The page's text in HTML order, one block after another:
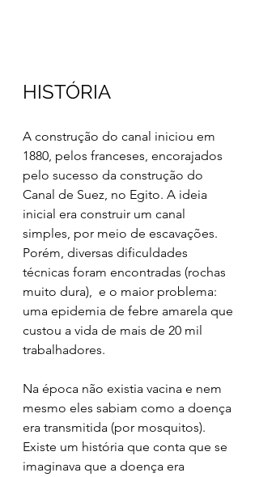
HISTÓRIA
A construção do canal iniciou em
1880, pelos franceses, encorajados
pelo sucesso da construção do
Canal de Suez, no Egito. A ideia
inicial era construir um canal
simples, por meio de escavações.
Porém, diversas dificuldades
técnicas foram encontradas (rochas
muito dura),  e o maior problema:
uma epidemia de febre amarela que
custou a vida de mais de 20 mil
trabalhadores.
Na época não existia vacina e nem
mesmo eles sabiam como a doença
era transmitida (por mosquitos).
Existe um história que conta que se
imaginava que a doença era